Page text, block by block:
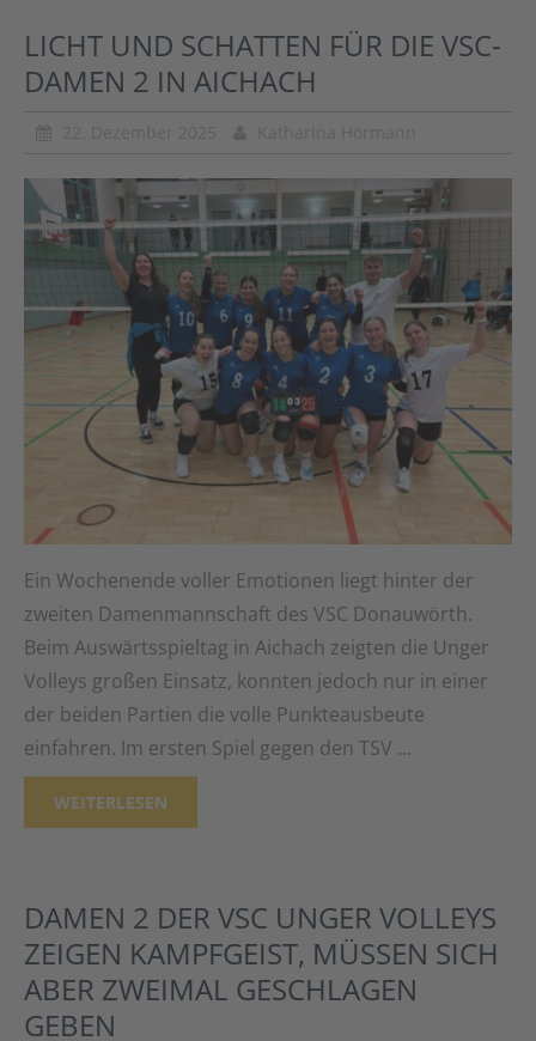
LICHT UND SCHATTEN FÜR DIE VSC-
DAMEN 2 IN AICHACH
Ein Wochenende voller Emotionen liegt hinter der
zweiten Damenmannschaft des VSC Donauwörth.
Beim Auswärtsspieltag in Aichach zeigten die Unger
Volleys großen Einsatz, konnten jedoch nur in einer
der beiden Partien die volle Punkteausbeute
einfahren. Im ersten Spiel gegen den TSV …
WEITERLESEN
DAMEN 2 DER VSC UNGER VOLLEYS
ZEIGEN KAMPFGEIST, MÜSSEN SICH
ABER ZWEIMAL GESCHLAGEN
GEBEN